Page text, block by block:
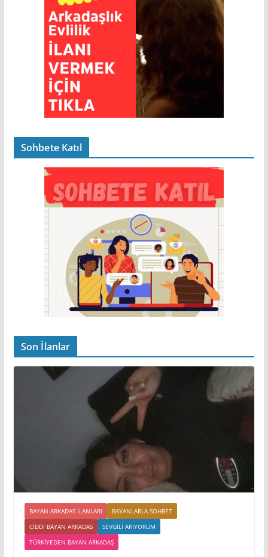
Sohbete Katıl
Son İlanlar
BAYAN ARKADAS ILANLARI
BAYANLARLA SOHBET
CIDDI BAYAN ARKADAS
SEVGILI ARIYORUM
TÜRKIYEDEN BAYAN ARKADAŞ